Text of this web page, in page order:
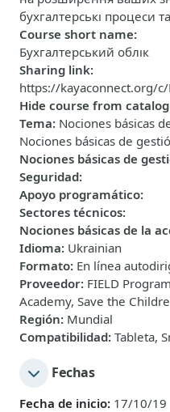
бухгалтерські процеси
Course short name:
Бухгалтерський облік
Sharing link:
https://kayaconnect.org/c/
Hide course from
Tema: Nociones básicas
Nociones básicas de
Nociones básicas de
Seguridad:
Apoyo programático:
Sectores técnicos:
Nociones básicas de la
Idioma: Ukrainian
Formato: En línea
Proveedor: FIELD
Academy, Save the
Región: Mundial
Compatibilidad: Tableta,
Fechas
Fecha de inicio: 17/10/19